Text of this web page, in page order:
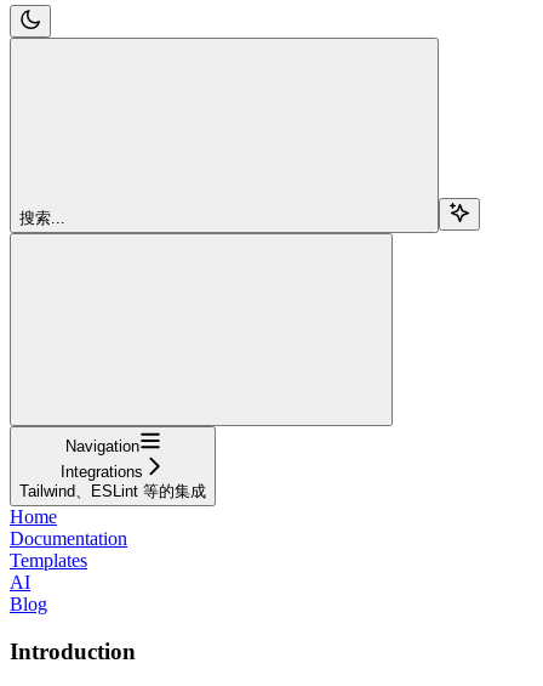
搜索...
Navigation
Integrations
Tailwind、ESLint 等的集成
Home
Documentation
Templates
AI
Blog
Introduction